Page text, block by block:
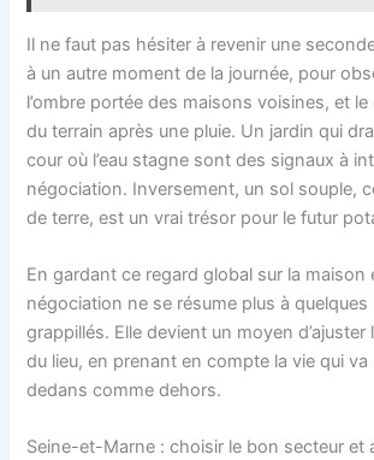
Il ne faut pas hésiter à revenir une
à un autre moment de la journée, pour
l’ombre portée des maisons voisines, et
du terrain après une pluie. Un jardin qui
cour où l’eau stagne sont des signaux à
négociation. Inversement, un sol souple,
de terre, est un vrai trésor pour le futur
En gardant ce regard global sur la maison
négociation ne se résume plus à quelques
grappillés. Elle devient un moyen d’ajuster
du lieu, en prenant en compte la vie qui va
dedans comme dehors.
Seine-et-Marne : choisir le bon secteur et